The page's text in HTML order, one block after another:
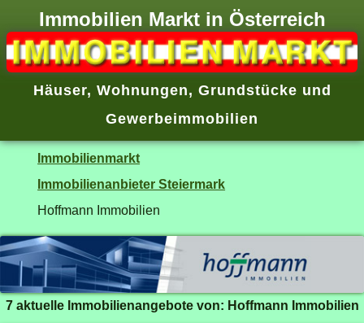
Immobilien Markt in Österreich
Häuser, Wohnungen, Grundstücke und
Gewerbeimmobilien
Immobilienmarkt
Immobilienanbieter Steiermark
Hoffmann Immobilien
7 aktuelle Immobilienangebote von: Hoffmann Immobilien